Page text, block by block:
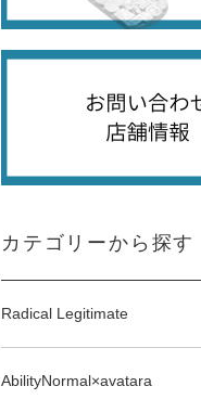
カテゴリーから探す
Radical Legitimate
AbilityNormal×avatara